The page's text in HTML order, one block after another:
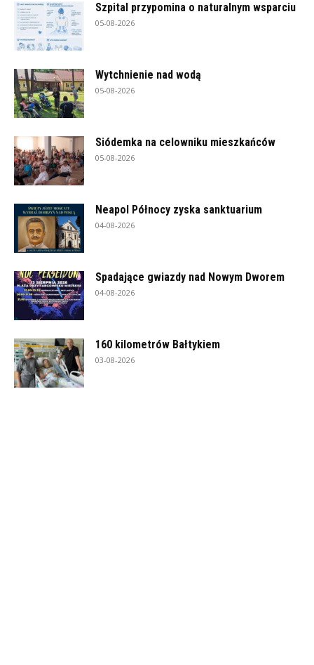
Szpital przypomina o naturalnym wsparciu
05-08-2026
Wytchnienie nad wodą
05-08-2026
Siódemka na celowniku mieszkańców
05-08-2026
Neapol Północy zyska sanktuarium
04-08-2026
Spadające gwiazdy nad Nowym Dworem
04-08-2026
160 kilometrów Bałtykiem
03-08-2026